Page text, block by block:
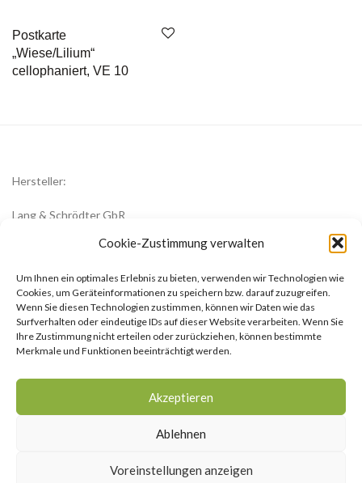
Cookie-Zustimmung verwalten
Um Ihnen ein optimales Erlebnis zu bieten, verwenden wir Technologien wie
Cookies, um Geräteinformationen zu speichern bzw. darauf zuzugreifen.
Wenn Sie diesen Technologien zustimmen, können wir Daten wie das
Surfverhalten oder eindeutige IDs auf dieser Website verarbeiten. Wenn Sie
Ihre Zustimmung nicht erteilen oder zurückziehen, können bestimmte
Merkmale und Funktionen beeinträchtigt werden.
Akzeptieren
Ablehnen
Voreinstellungen anzeigen
Postkarte
„Wiese/Lilium“
cellophaniert, VE 10
Hersteller:
Lang & Schrödter GbR
Königsberger Str. 8
office@zwiebelblueher.de
AGB
Cookie-Richtlinie (EU)